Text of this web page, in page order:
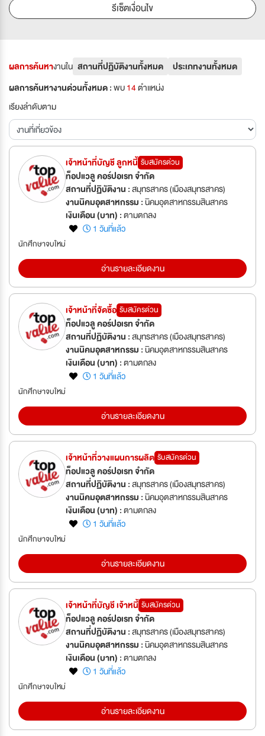
รีเซ็ตเงื่อนไข
ผลการค้นหางานใน สถานที่ปฏิบัติงานทั้งหมด
ประเภทงานทั้งหมด
ผลการค้นหางานด่วนทั้งหมด :พบ14ตำเเหน่ง
เรียงลำดับตาม
เจ้าหน้าที่บัญชี ลูกหนี้ รับสมัครด่วน
ท็อปแวลู คอร์ปอเรท จำกัด
สถานที่ปฏิบัติงาน :สมุทรสาคร (เมืองสมุทรสาคร)
งานนิคมอุตสาหกรรม :นิคมอุตสาหกรรมสินสาคร
เงินเดือน (บาท) :ตามตกลง
1 วันที่แล้ว
นักศึกษาจบใหม่
อ่านรายละเอียดงาน
เจ้าหน้าที่จัดซื้อ รับสมัครด่วน
ท็อปแวลู คอร์ปอเรท จำกัด
สถานที่ปฏิบัติงาน :สมุทรสาคร (เมืองสมุทรสาคร)
งานนิคมอุตสาหกรรม :นิคมอุตสาหกรรมสินสาคร
เงินเดือน (บาท) :ตามตกลง
1 วันที่แล้ว
นักศึกษาจบใหม่
อ่านรายละเอียดงาน
เจ้าหน้าที่วางแผนการผลิต รับสมัครด่วน
ท็อปแวลู คอร์ปอเรท จำกัด
สถานที่ปฏิบัติงาน :สมุทรสาคร (เมืองสมุทรสาคร)
งานนิคมอุตสาหกรรม :นิคมอุตสาหกรรมสินสาคร
เงินเดือน (บาท) :ตามตกลง
1 วันที่แล้ว
นักศึกษาจบใหม่
อ่านรายละเอียดงาน
เจ้าหน้าที่บัญชี เจ้าหนี้ รับสมัครด่วน
ท็อปแวลู คอร์ปอเรท จำกัด
สถานที่ปฏิบัติงาน :สมุทรสาคร (เมืองสมุทรสาคร)
งานนิคมอุตสาหกรรม :นิคมอุตสาหกรรมสินสาคร
เงินเดือน (บาท) :ตามตกลง
1 วันที่แล้ว
นักศึกษาจบใหม่
อ่านรายละเอียดงาน